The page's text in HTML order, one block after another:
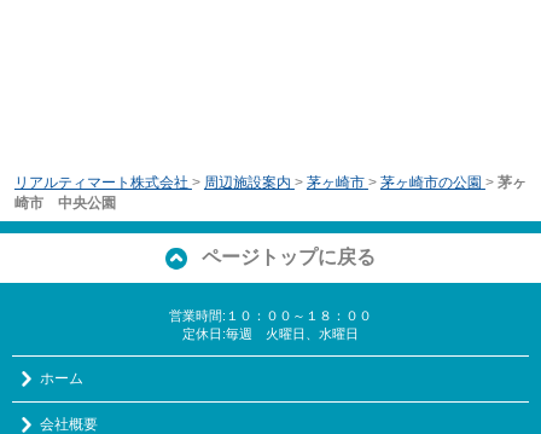
リアルティマート株式会社 > 周辺施設案内 > 茅ヶ崎市 > 茅ヶ崎市の公園 > 茅ヶ
崎市 中央公園
ページトップに戻る
営業時間:１０：００～１８：００
定休日:毎週 火曜日、水曜日
ホーム
会社概要